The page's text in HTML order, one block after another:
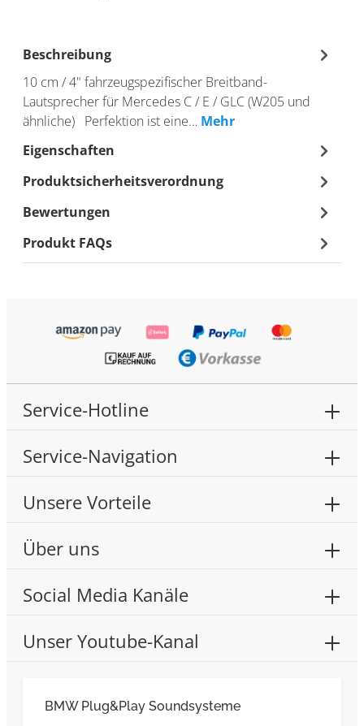
Beschreibung
10 cm / 4" fahrzeugspezifischer Breitband-
Lautsprecher für Mercedes C / E / GLC (W205 und
ähnliche) Perfektion ist eine… Mehr
Eigenschaften
Produktsicherheitsverordnung
Bewertungen
Produkt FAQs
Service-Hotline
Service-Navigation
Unsere Vorteile
Über uns
Social Media Kanäle
Unser Youtube-Kanal
BMW Plug&Play Soundsysteme